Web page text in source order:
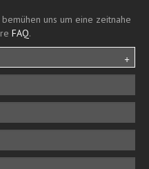
uns um eine zeitnahe
FAQ.